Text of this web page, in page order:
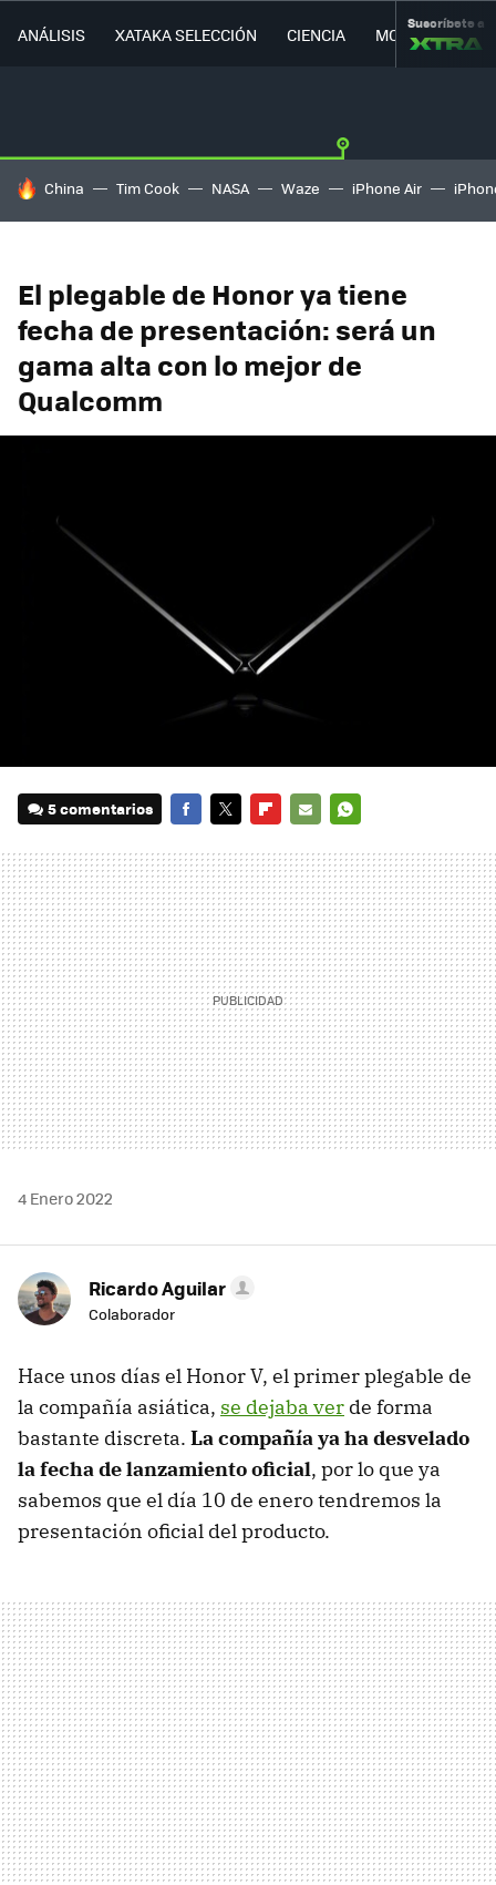
ANÁLISIS XATAKA SELECCIÓN CIENCIA MOVILIDAD
Suscríbete a
HOY SE HABLA DE
China Tim Cook NASA Waze iPhone Air
El plegable de Honor ya tiene
fecha de presentación: será un
gama alta con lo mejor de
Qualcomm
5 comentarios
MAIL
4 Enero 2022
Ricardo Aguilar
Colaborador
Hace unos días el Honor V, el primer plegable de
la compañía asiática, se dejaba ver de forma
bastante discreta. La compañía ya ha desvelado
la fecha de lanzamiento oficial, por lo que ya
sabemos que el día 10 de enero tendremos la
presentación oficial del producto.